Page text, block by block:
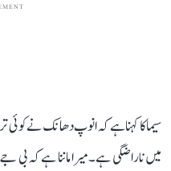
سیما کا کہنا ہے کہ انوپ دھانک نے
میں ناراضگی ہے۔ میرا ماننا ہے